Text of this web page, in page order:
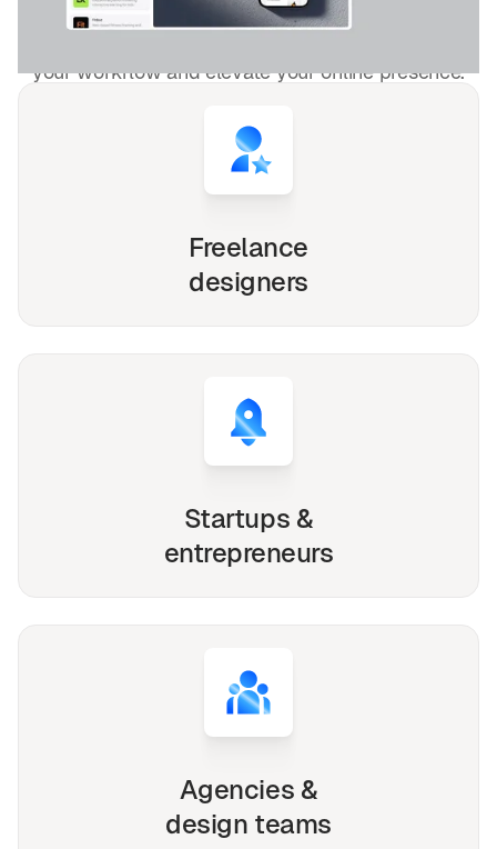
Whether you're a solo freelancer, a growing startup,
or a busy agency, our premium Webflow, Framer
your workflow and elevate your online presence.
Freelance
designers
Startups &
entrepreneurs
Agencies &
design teams